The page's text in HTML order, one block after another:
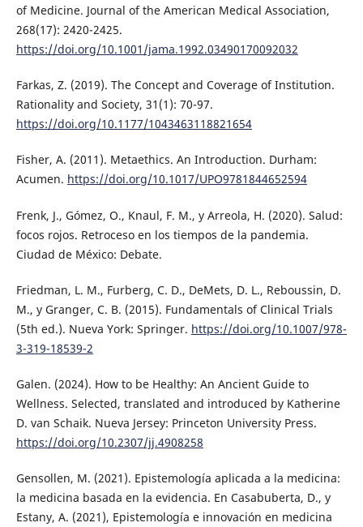
of Medicine. Journal of the American Medical Association,
268(17): 2420-2425.
https://doi.org/10.1001/jama.1992.03490170092032
Farkas, Z. (2019). The Concept and Coverage of Institution.
Rationality and Society, 31(1): 70-97.
https://doi.org/10.1177/1043463118821654
Fisher, A. (2011). Metaethics. An Introduction. Durham:
Acumen. https://doi.org/10.1017/UPO9781844652594
Frenk, J., Gómez, O., Knaul, F. M., y Arreola, H. (2020). Salud:
focos rojos. Retroceso en los tiempos de la pandemia.
Ciudad de México: Debate.
Friedman, L. M., Furberg, C. D., DeMets, D. L., Reboussin, D.
M., y Granger, C. B. (2015). Fundamentals of Clinical Trials
(5th ed.). Nueva York: Springer. https://doi.org/10.1007/978-
3-319-18539-2
Galen. (2024). How to be Healthy: An Ancient Guide to
Wellness. Selected, translated and introduced by Katherine
D. van Schaik. Nueva Jersey: Princeton University Press.
https://doi.org/10.2307/jj.4908258
Gensollen, M. (2021). Epistemología aplicada a la medicina:
la medicina basada en la evidencia. En Casabuberta, D., y
Estany, A. (2021), Epistemología e innovación en medicina